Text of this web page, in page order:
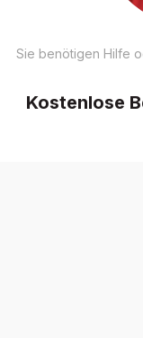
Sie benötigen Hilfe
Kostenlose